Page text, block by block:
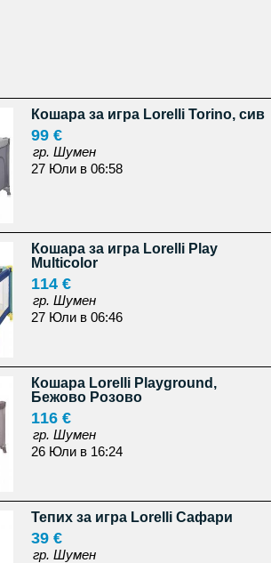
Кошара за игра Lorelli Torino, сив
99 €
гр. Шумен
27 Юли в 06:58
Кошара за игра Lorelli Play
Multicolor
114 €
гр. Шумен
27 Юли в 06:46
Кошара Lorelli Playground,
Бежово Розово
116 €
гр. Шумен
26 Юли в 16:24
Тепих за игра Lorelli Сафари
39 €
гр. Шумен